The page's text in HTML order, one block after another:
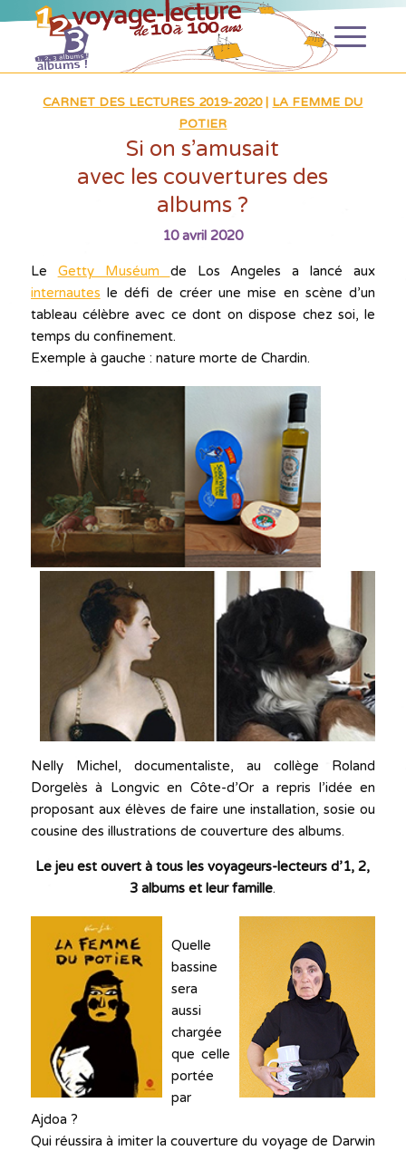
CARNET DES LECTURES 2019-2020| LA FEMME DU
POTIER
Si on s’amusait
avec les couvertures des
albums ?
10 avril 2020
Le Getty Muséum de Los Angeles a lancé aux
internautes le défi de créer une mise en scène d’un
tableau célèbre avec ce dont on dispose chez soi, le
temps du confinement.
Exemple à gauche : nature morte de Chardin.
Nelly Michel, documentaliste, au collège Roland
Dorgelès à Longvic en Côte-d’Or a repris l’idée en
proposant aux élèves de faire une installation, sosie ou
cousine des illustrations de couverture des albums.
Le jeu est ouvert à tous les voyageurs-lecteurs d’1, 2,
3 albums et leur famille.
Quelle
bassine
sera
aussi
chargée
que celle
portée
par
Ajdoa ?
Qui réussira à imiter la couverture du voyage de Darwin